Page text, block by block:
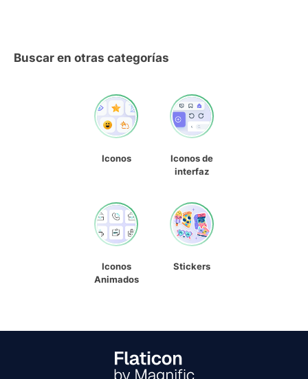
Buscar en otras categorías
Iconos
Iconos de
interfaz
Iconos
Animados
Stickers